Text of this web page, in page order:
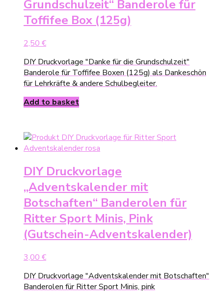
Grundschulzeit“ Banderole für
Toffifee Box (125g)
2,50 €
DIY Druckvorlage "Danke für die Grundschulzeit"
Banderole für Toffifee Boxen (125g) als Dankeschön
für Lehrkräfte & andere Schulbegleiter.
Add to basket
DIY Druckvorlage
„Adventskalender mit
Botschaften“ Banderolen für
Ritter Sport Minis, Pink
(Gutschein-Adventskalender)
3,00 €
DIY Druckvorlage "Adventskalender mit Botschaften"
Banderolen für Ritter Sport Minis, pink